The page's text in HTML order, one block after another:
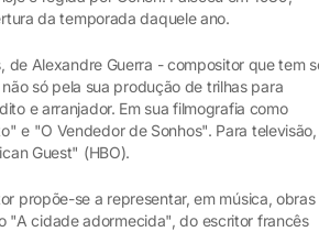
da temporada daquele ano.
Alexandre Guerra - compositor que tem
só pela sua produção de trilhas para
e arranjador. Em sua filmografia como
e "O Vendedor de Sonhos". Para televisão,
Guest" (HBO).
propõe-se a representar, em música, obras
"A cidade adormecida", do escritor francês